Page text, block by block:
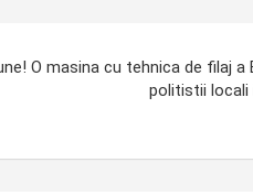
O masina cu tehnica de filaj a
politistii locali